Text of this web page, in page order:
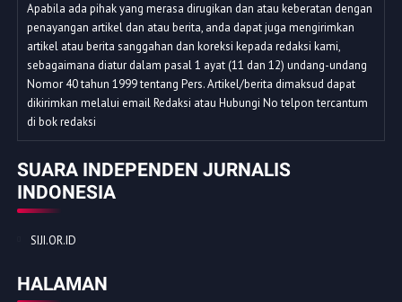
Apabila ada pihak yang merasa dirugikan dan atau keberatan dengan
penayangan artikel dan atau berita, anda dapat juga mengirimkan
artikel atau berita sanggahan dan koreksi kepada redaksi kami,
sebagaimana diatur dalam pasal 1 ayat (11 dan 12) undang-undang
Nomor 40 tahun 1999 tentang Pers. Artikel/berita dimaksud dapat
dikirimkan melalui email Redaksi atau Hubungi No telpon tercantum
di bok redaksi
SUARA INDEPENDEN JURNALIS
INDONESIA
SIJI.OR.ID
HALAMAN